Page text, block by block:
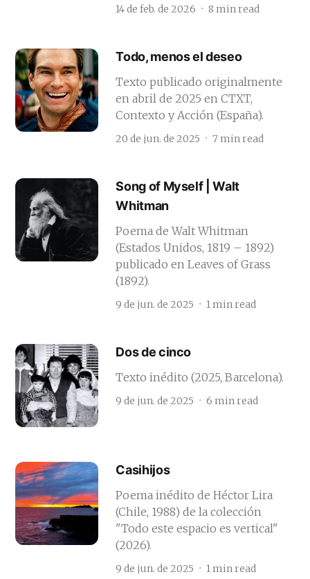
14 de feb. de 2026 8 min read
Todo, menos el deseo
Texto publicado originalmente
en abril de 2025 en CTXT,
Contexto y Acción (España).
20 de jun. de 2025 7 min read
Song of Myself | Walt
Whitman
Poema de Walt Whitman
(Estados Unidos, 1819 – 1892)
publicado en Leaves of Grass
(1892).
9 de jun. de 2025 1 min read
Dos de cinco
Texto inédito (2025, Barcelona).
9 de jun. de 2025 6 min read
Casihijos
Poema inédito de Héctor Lira
(Chile, 1988) de la colección
"Todo este espacio es vertical"
(2026).
9 de jun. de 2025 1 min read